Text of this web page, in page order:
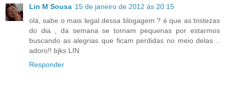
Lin M Sousa 15 de janeiro de 2012 às 20:15
olá, sabe o mais legal dessa blogagem ? é que as tristezas
do dia , da semana se tornam pequenas por estarmos
buscando as alegrias que ficam perdidas no meio delas ..
adoro!! bjks LIN
Responder